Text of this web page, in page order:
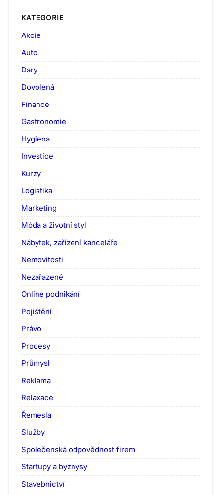
KATEGORIE
Akcie
Auto
Dary
Dovolená
Finance
Gastronomie
Hygiena
Investice
Kurzy
Logistika
Marketing
Móda a životní styl
Nábytek, zařízení kanceláře
Nemovitosti
Nezařazené
Online podnikání
Pojištění
Právo
Procesy
Průmysl
Reklama
Relaxace
Řemesla
Služby
Společenská odpovědnost firem
Startupy a byznysy
Stavebnictví